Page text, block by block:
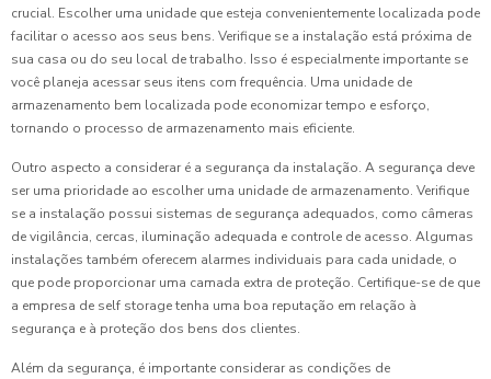
crucial. Escolher uma unidade que esteja convenientemente localizada pode
facilitar o acesso aos seus bens. Verifique se a instalação está próxima de
sua casa ou do seu local de trabalho. Isso é especialmente importante se
você planeja acessar seus itens com frequência. Uma unidade de
armazenamento bem localizada pode economizar tempo e esforço,
tornando o processo de armazenamento mais eficiente.
Outro aspecto a considerar é a segurança da instalação. A segurança deve
ser uma prioridade ao escolher uma unidade de armazenamento. Verifique
se a instalação possui sistemas de segurança adequados, como câmeras
de vigilância, cercas, iluminação adequada e controle de acesso. Algumas
instalações também oferecem alarmes individuais para cada unidade, o
que pode proporcionar uma camada extra de proteção. Certifique-se de que
a empresa de self storage tenha uma boa reputação em relação à
segurança e à proteção dos bens dos clientes.
Além da segurança, é importante considerar as condições de